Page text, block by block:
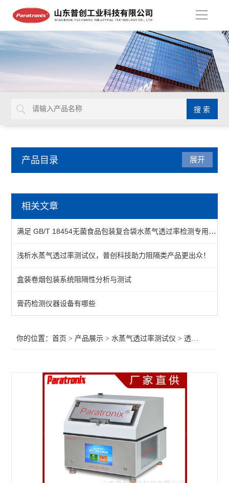
导
产品目录
红外法透湿性测试仪
电解法透湿性测试仪
透湿性测试仪
查看全部 >>
展开
相关文章
满足 GB/T 18454无菌食品包装复合袋水蒸气透过率检测专用透湿性测试仪
浅析水蒸气透过率测试仪，普创科技助力阻隔类产品更出众！
盒装卷烟包装系统阻隔性分析与测试
膏药检测仪器设备有哪些
你的位置：首页 > 产品展示 >水蒸气透过率测试仪 >透湿性测试仪